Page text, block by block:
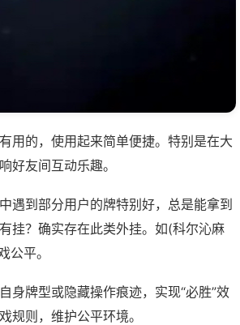
用的，使用起来简单便捷。特别是在大
好友间互动乐趣。
遇到部分用户的牌特别好，总是能拿到
挂？确实存在此类外挂。如(科尔沁麻
平。
身牌型或隐藏操作痕迹，实现“必胜”效
规则，维护公平环境。